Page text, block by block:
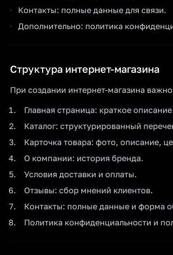
Контакты: полные данные для связи.
Дополнительно: политика
Структура интернет-магазина
При создании интернет-магазина
Главная страница: краткое
Каталог: структурированный
Карточка товара: фото, описание,
О компании: история бренда.
Условия доставки и оплаты.
Отзывы: сбор мнений клиентов.
Контакты: полные данные и форма
Политика конфиденциальности и